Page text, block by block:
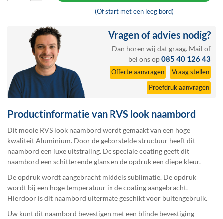
Vragen of advies nodig?
Dan horen wij dat graag. Mail of
bel ons op085 40 126 43
Offerte aanvragen
Vraag stellen
Proefdruk aanvragen
(Of start met een leeg bord)
Productinformatie van RVS look naambord
Dit mooie RVS look naambord wordt gemaakt van een hoge
kwaliteit Aluminium. Door de geborstelde structuur heeft dit
naambord een luxe uitstraling. De speciale coating geeft dit
naambord een schitterende glans en de opdruk een diepe kleur.
De opdruk wordt aangebracht middels sublimatie. De opdruk
wordt bij een hoge temperatuur in de coating aangebracht.
Hierdoor is dit naambord uitermate geschikt voor buitengebruik.
Uw kunt dit naambord bevestigen met een blinde bevestiging